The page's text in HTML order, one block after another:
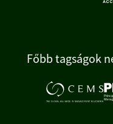
Főbb tagságok